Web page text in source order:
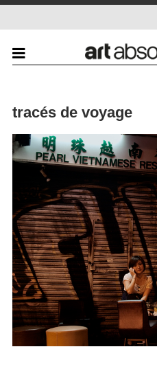
tracés de voyage